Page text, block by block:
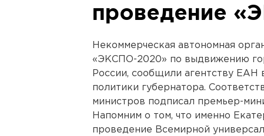
проведение
Некоммерческая автономная
«ЭКСПО-2020» по выдвижению
России, сообщили агентству
политики губернатора.
министров подписал премьер-
Напомним о том, что именно
проведение Всемирной